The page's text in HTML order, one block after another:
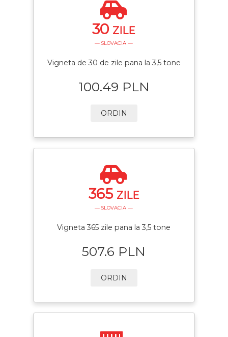
30 ZILE
— SLOVACIA —
Vigneta de 30 de zile pana la 3,5 tone
100.49 PLN
ORDIN
365 ZILE
— SLOVACIA —
Vigneta 365 zile pana la 3,5 tone
507.6 PLN
ORDIN